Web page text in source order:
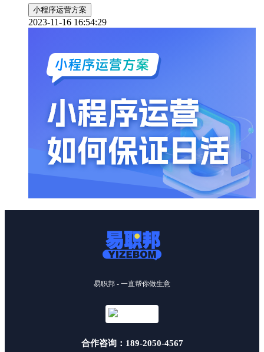
小程序运营方案
2023-11-16 16:54:29
易职邦 - 一直帮你做生意
合作咨询：189-2050-4567